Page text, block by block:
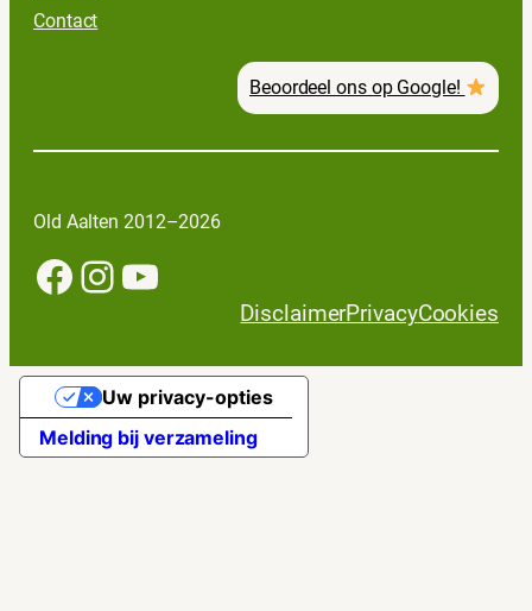
Contact
Beoordeel ons op Google!
Old Aalten 2012–2026
Facebook InstagramYouTube
DisclaimerPrivacyCookies
Melding bij verzameling
Uw privacy-opties